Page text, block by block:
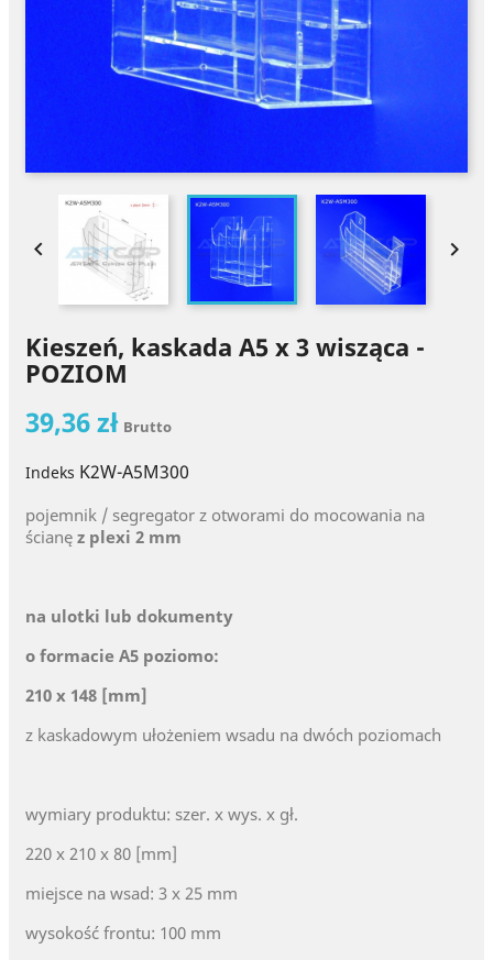
 
Kieszeń, kaskada A5 x 3 wisząca -
POZIOM
39,36 zł Brutto
Indeks K2W-A5M300
pojemnik / segregator z otworami do mocowania na
ścianę z plexi 2 mm
na ulotki lub dokumenty
o formacie A5 poziomo:
210 x 148 [mm]
z kaskadowym ułożeniem wsadu na dwóch poziomach
wymiary produktu: szer. x wys. x gł.
220 x 210 x 80 [mm]
miejsce na wsad: 3 x 25 mm
wysokość frontu: 100 mm